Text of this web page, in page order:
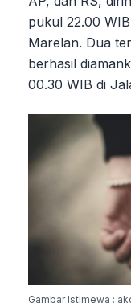
pukul 22.00
Marelan. Dua
berhasil
00.30 WIB di
Gambar Istimewa :